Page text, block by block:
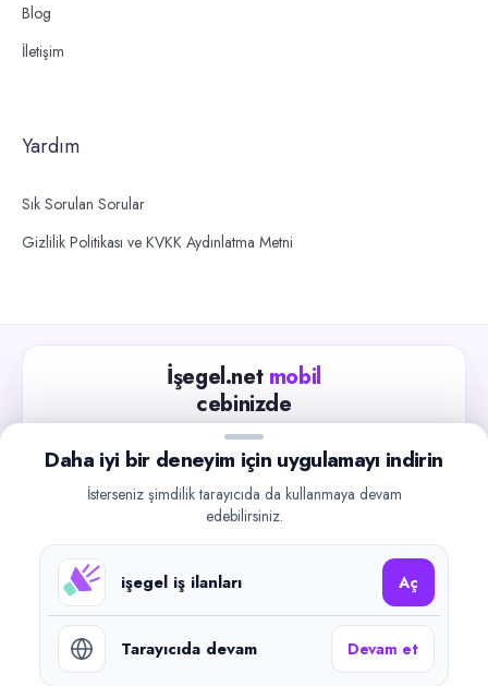
Blog
İletişim
Yardım
Sık Sorulan Sorular
Gizlilik Politikası ve KVKK Aydınlatma Metni
İşegel.net mobil
cebinizde
Güncel iş ilanlarını takip edin, işverenlerle hızlıca
iletişime geçin.
Google Play
©2026işegel.net. Tüm hakları saklıdır.
Daha iyi bir deneyim için uygulamayı indirin
İsterseniz şimdilik tarayıcıda da kullanmaya devam
edebilirsiniz.
işegel iş ilanları Aç
Tarayıcıda devam Devam et